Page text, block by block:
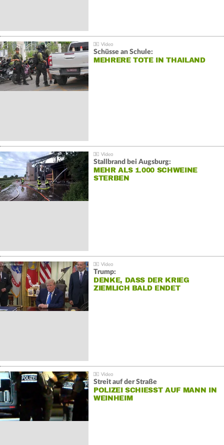
Schüsse an Schule:
MEHRERE TOTE IN THAILAND
Stallbrand bei Augsburg:
MEHR ALS 1.000 SCHWEINE
STERBEN
Trump:
DENKE, DASS DER KRIEG
ZIEMLICH BALD ENDET
Streit auf der Straße
POLIZEI SCHIESST AUF MANN IN W
EINHEIM